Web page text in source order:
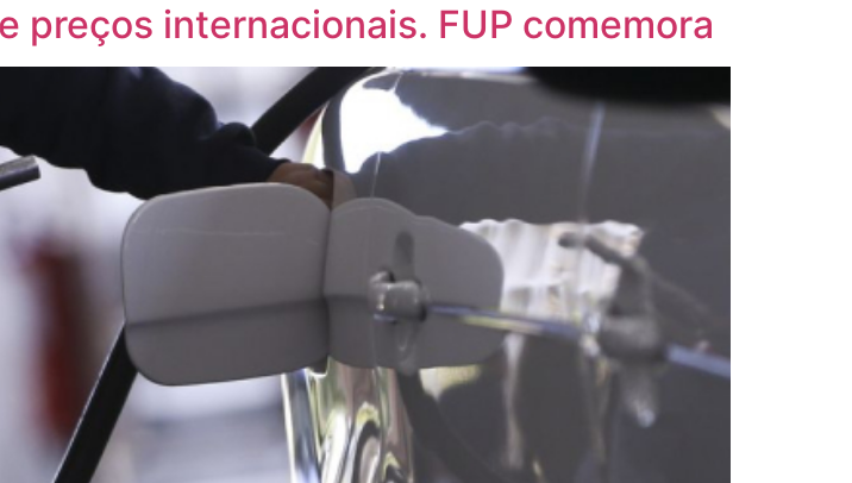
preços internacionais. FUP comemora